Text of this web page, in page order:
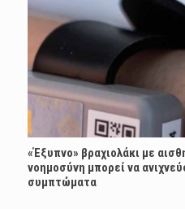
«Έξυπνο» βραχιολάκι με
νοημοσύνη μπορεί να
συμπτώματα